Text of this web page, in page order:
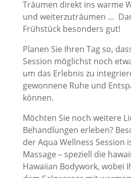
Träumen direkt ins warme
und weiterzuträumen …
Frühstück besonders gut!
Planen Sie Ihren Tag so,
Session möglichst noch
um das Erlebnis zu
gewonnene Ruhe und
können.
Möchten Sie noch weitere
Behandlungen erleben?
der Aqua Wellness Session
Massage – speziell die
Hawaiian Bodywork, wobei